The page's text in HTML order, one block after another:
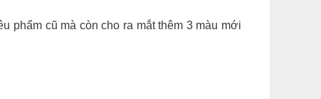
cũ mà còn cho ra mắt thêm 3 màu mới